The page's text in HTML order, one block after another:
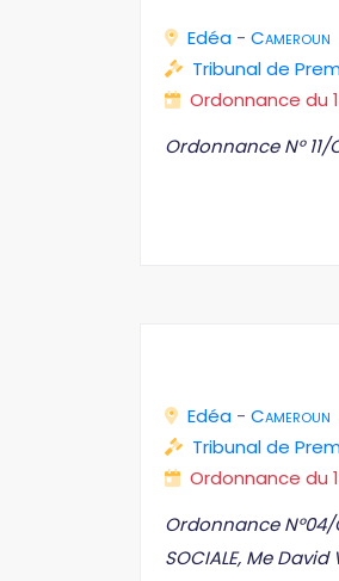
Edéa - Cameroun
Tribunal de
Ordonnance du
Ordonnance N° 11/
Edéa - Cameroun
Tribunal de
Ordonnance du
Ordonnance N°04/
SOCIALE, Me David